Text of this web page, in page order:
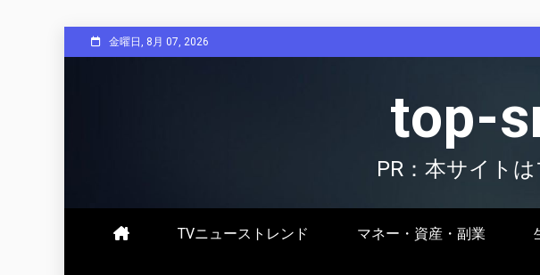
to
金曜日, 8月 07, 2026
top-
PR：本サイト
TVニューストレンド マネー・資産・副業